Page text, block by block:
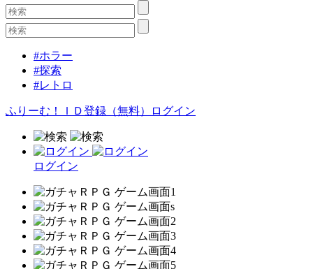
#ホラー
#探索
#レトロ
ふりーむ！ＩＤ登録（無料） ログイン
ログイン